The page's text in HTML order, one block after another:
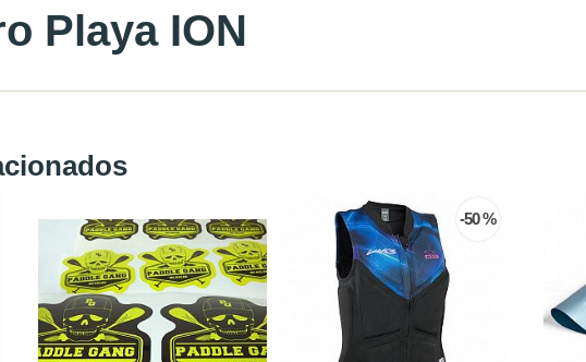
Playa ION
-50 %